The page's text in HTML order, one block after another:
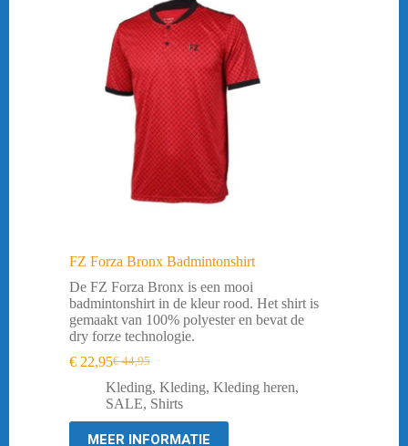
FZ Forza Bronx Badmintonshirt
De FZ Forza Bronx is een mooi
badmintonshirt in de kleur rood. Het shirt is
gemaakt van 100% polyester en bevat de
dry forze technologie.
€44,95
Oorspronkelijke
prijs
was:
€ 22,95Huidige
prijs
is:
Kleding, Kleding, Kleding heren,
SALE, Shirts
MEER INFORMATIE